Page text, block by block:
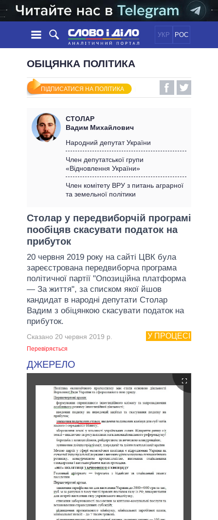
УКР РОС
НОВИНИ
СТРІЧКА
ПОДІЇ
СТАТТІ
ДУМКИ
ОГЛЯДИ
ДАЙДЖЕСТИ
ПОЛІТИКА
ЕКОНОМІКА
СВІТ
ОБIЦЯНКИ
УСІ ПОЛІТИКИ
ПРЕЗИДЕНТ І ОФІС
КАБІНЕТ МІНІСТРІВ
ГОЛОВИ ОБЛАДМІНІСТРАЦІЙ
МЕРИ МІСТ
ІНФОГРАФІКА
ВІДЕО
ПІДТРИМАТИ
ПОРІВНЯННЯ ПОЛІТИКІВ
ОБІЦЯНКА ПОЛІТИКА
ПІДПИСАТИСЯ НА ПОЛІТИКА
СТОЛАР
Вадим Михайлович
Народний депутат України
Член депутатської групи
«Відновлення України»
Член комітету ВРУ з питань аграрної
та земельної політики
Столар у передвиборчій програмі
пообіцяв скасувати податок на
прибуток
20 червня 2019 року на сайті ЦВК була
зареєстрована передвиборча програма
політичної партії "Опозиційна платформа
— За життя", за списком якої йшов
кандидат в народні депутати Столар
Вадим з обіцянкою скасувати податок на
прибуток.
У ПРОЦЕСІ
Сказано 20 червня 2019 р.
Перевіряється
ДЖЕРЕЛО